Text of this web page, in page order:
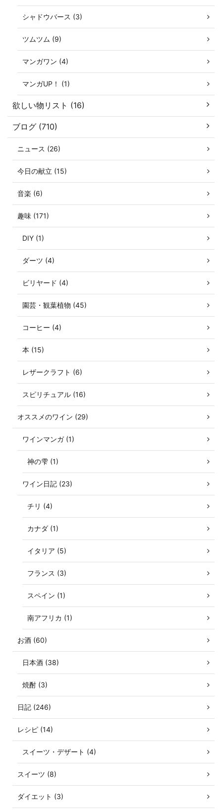
シャドウバース (3)
ツムツム (9)
マンガワン (4)
マンガUP！ (1)
欲しい物リスト (16)
ブログ (710)
ニュース (26)
今日の献立 (15)
音楽 (6)
趣味 (171)
DIY (1)
ダーツ (4)
ビリヤード (4)
園芸・観葉植物 (45)
コーヒー (4)
本 (15)
レザークラフト (6)
スピリチュアル (16)
オススメのワイン (29)
ワインマンガ (1)
神の雫 (1)
ワイン日記 (23)
チリ (4)
カナダ (1)
イタリア (5)
フランス (3)
スペイン (1)
南アフリカ (1)
お酒 (60)
日本酒 (38)
焼酎 (3)
日記 (246)
レシピ (14)
スイーツ・デザート (4)
スイーツ (8)
ダイエット (3)